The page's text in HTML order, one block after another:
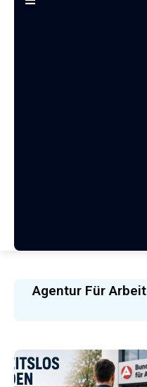
Agentur Für Arbeit